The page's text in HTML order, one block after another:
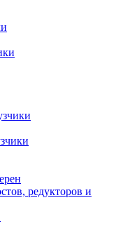
редукторов и